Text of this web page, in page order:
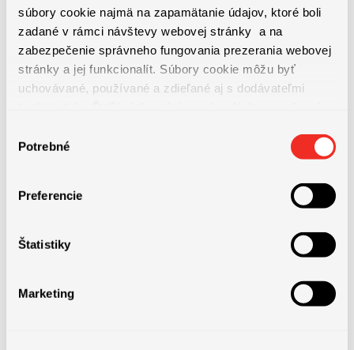
súbory cookie najmä na zapamätanie údajov, ktoré boli
zadané v rámci návštevy webovej stránky a na
zabezpečenie správneho fungovania prezerania webovej
stránky a jej funkcionalít. Súbory cookie môžu byť
uchovávané, používané a zdieľané aj s dodávateľmi
osobných údajov
súhlasu
Potrebné
Preferencie
Štatistiky
Marketing
Výhodou je skúsenosť s nástrojmi ako Power BI alebo
Profit+